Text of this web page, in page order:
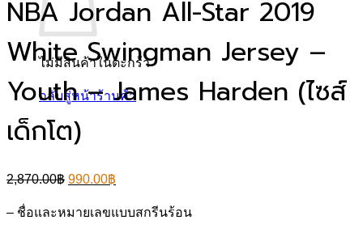
ไม่มีสินค้าในตะกร้า
กลับสู่หน้าร้านค้า
NBA Jordan All-Star 2019
White Swingman Jersey –
Youth – James Harden (ไซส์
เด็กโต)
2,870.00฿ Original
price
990.00฿
price
– ชื่อและหมายเลขแบบสกรีนร้อน